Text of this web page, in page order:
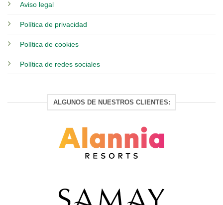
Aviso legal
Política de privacidad
Política de cookies
Política de redes sociales
ALGUNOS DE NUESTROS CLIENTES: